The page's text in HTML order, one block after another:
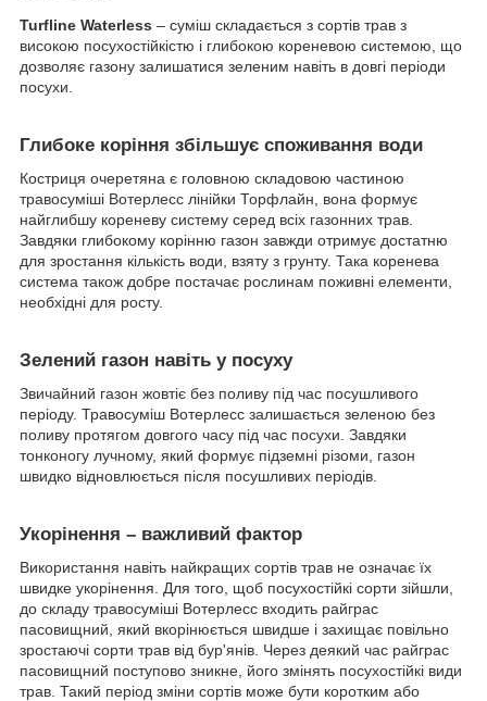
Turfline Waterless – суміш складається з сортів трав з
високою посухостійкістю і глибокою кореневою системою, що
дозволяє газону залишатися зеленим навіть в довгі періоди
посухи.
Глибоке коріння збільшує споживання води
Костриця очеретяна є головною складовою частиною
травосуміші Вотерлесс лінійки Торфлайн, вона формує
найглибшу кореневу систему серед всіх газонних трав.
Завдяки глибокому корінню газон завжди отримує достатню
для зростання кількість води, взяту з грунту. Така коренева
система також добре постачає рослинам поживні елементи,
необхідні для росту.
Зелений газон навіть у посуху
Звичайний газон жовтіє без поливу під час посушливого
періоду. Травосуміш Вотерлесс залишається зеленою без
поливу протягом довгого часу під час посухи. Завдяки
тонконогу лучному, який формує підземні різоми, газон
швидко відновлюється після посушливих періодів.
Укорінення – важливий фактор
Використання навіть найкращих сортів трав не означає їх
швидке укорінення. Для того, щоб посухостійкі сорти зійшли,
до складу травосуміші Вотерлесс входить райграс
пасовищний, який вкорінюється швидше і захищає повільно
зростаючі сорти трав від бур'янів. Через деякий час райграс
пасовищний поступово зникне, його змінять посухостійкі види
трав. Такий період зміни сортів може бути коротким або